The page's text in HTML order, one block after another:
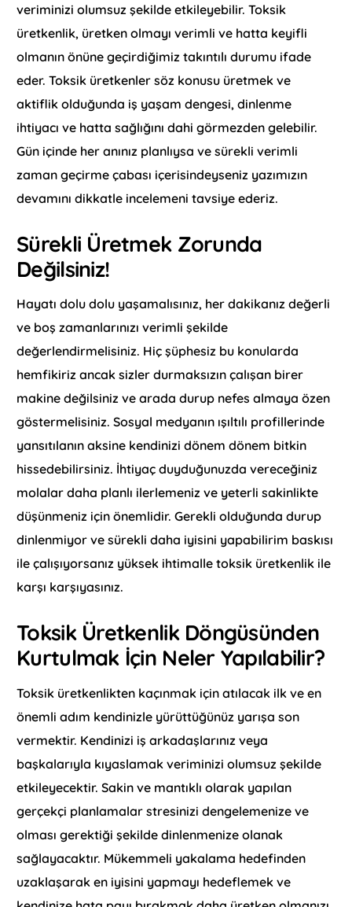
veriminizi olumsuz şekilde etkileyebilir. Toksik
üretkenlik, üretken olmayı verimli ve hatta keyifli
olmanın önüne geçirdiğimiz takıntılı durumu ifade
eder. Toksik üretkenler söz konusu üretmek ve
aktiflik olduğunda iş yaşam dengesi, dinlenme
ihtiyacı ve hatta sağlığını dahi görmezden gelebilir.
Gün içinde her anınız planlıysa ve sürekli verimli
zaman geçirme çabası içerisindeyseniz yazımızın
devamını dikkatle incelemeni tavsiye ederiz.
Sürekli Üretmek Zorunda
Değilsiniz!
Hayatı dolu dolu yaşamalısınız, her dakikanız değerli
ve boş zamanlarınızı verimli şekilde
değerlendirmelisiniz. Hiç şüphesiz bu konularda
hemfikiriz ancak sizler durmaksızın çalışan birer
makine değilsiniz ve arada durup nefes almaya özen
göstermelisiniz. Sosyal medyanın ışıltılı profillerinde
yansıtılanın aksine kendinizi dönem dönem bitkin
hissedebilirsiniz. İhtiyaç duyduğunuzda vereceğiniz
molalar daha planlı ilerlemeniz ve yeterli sakinlikte
düşünmeniz için önemlidir. Gerekli olduğunda durup
dinlenmiyor ve sürekli daha iyisini yapabilirim baskısı
ile çalışıyorsanız yüksek ihtimalle toksik üretkenlik ile
karşı karşıyasınız.
Toksik Üretkenlik Döngüsünden
Kurtulmak İçin Neler Yapılabilir?
Toksik üretkenlikten kaçınmak için atılacak ilk ve en
önemli adım kendinizle yürüttüğünüz yarışa son
vermektir. Kendinizi iş arkadaşlarınız veya
başkalarıyla kıyaslamak veriminizi olumsuz şekilde
etkileyecektir. Sakin ve mantıklı olarak yapılan
gerçekçi planlamalar stresinizi dengelemenize ve
olması gerektiği şekilde dinlenmenize olanak
sağlayacaktır. Mükemmeli yakalama hedefinden
uzaklaşarak en iyisini yapmayı hedeflemek ve